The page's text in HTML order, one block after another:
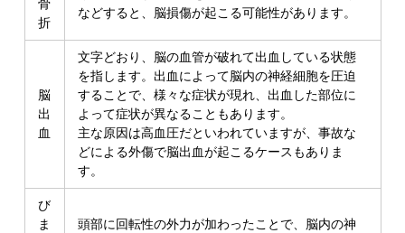
骨
折
などすると、脳損傷が起こる可能性があります。
脳
出
血
文字どおり、脳の血管が破れて出血している状態
を指します。出血によって脳内の神経細胞を圧迫
することで、様々な症状が現れ、出血した部位に
よって症状が異なることもあります。
主な原因は高血圧だといわれていますが、事故な
どによる外傷で脳出血が起こるケースもありま
す。
び
ま
頭部に回転性の外力が加わったことで、脳内の神